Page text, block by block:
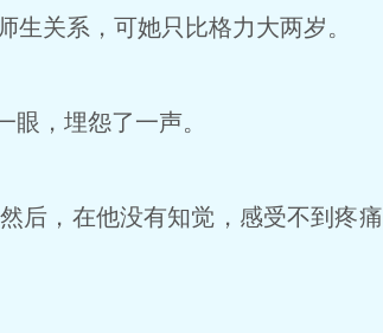
关系，可她只比格力大两岁。
，埋怨了一声。
后，在他没有知觉，感受不到疼痛